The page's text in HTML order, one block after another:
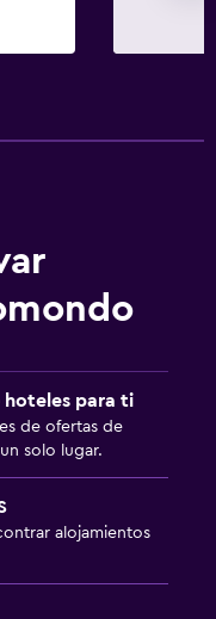
hoteles para ti
de ofertas de
solo lugar.
alojamientos